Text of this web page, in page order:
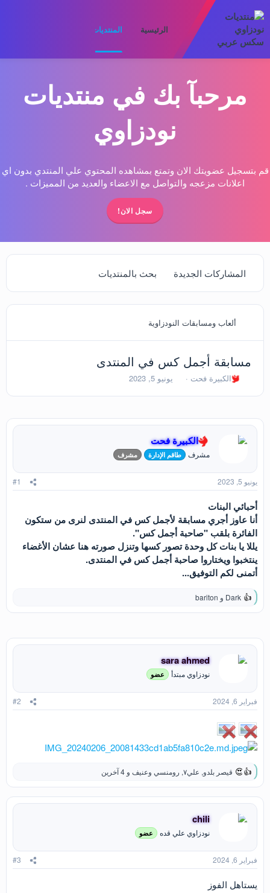
الرئيسية المنتديات
مرحبآ بك في منتديات
نودزاوي
قم بتسجيل عضويتك الان وتمتع بمشاهده المحتوي علي المنتدي بدون اي
اعلانات مزعجه والتواصل مع الاعضاء والعديد من المميزات .
سجل الان!
المشاركات الجديدة بحث بالمنتديات
ألعاب ومسابقات النودزاوية
مسابقة أجمل كس في المنتدى
د
ا
م
و
ع
الكبيرة فحت
ت
ر
خ
ل
ب
د
ء
يونيو 5, 2023
الكبيرة فحت
مشرف طاقم الإدارة مشرف
يونيو 5, 2023 #1
أحبائي البنات
أنا عاوز أجري مسابقة لأجمل كس في المنتدى لنرى من ستكون
الفائرة بلقب "صاحبة أجمل كس".
يللا يا بنات كل وحدة تصور كسها وتنزل صورته هنا عشان الأغضاء
ينتخبوا ويختاروا صاحبة أجمل كس في المنتدى.
أتمنى لكم التوفيق...
ل
ا
Dark و bariton
sara ahmed
نودزاوي مبتدأ عضو
فبراير 6, 2024 #2
ل
ت
ف
ت
:
قيصر بلدو, علي٧ , رومنسي وعنيف و 4 آخرين
chili
نودزاوي علي قده عضو
فبراير 6, 2024 #3
يستاهل الفوز